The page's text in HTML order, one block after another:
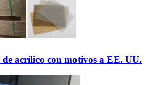
acrílico con motivos a EE. UU.